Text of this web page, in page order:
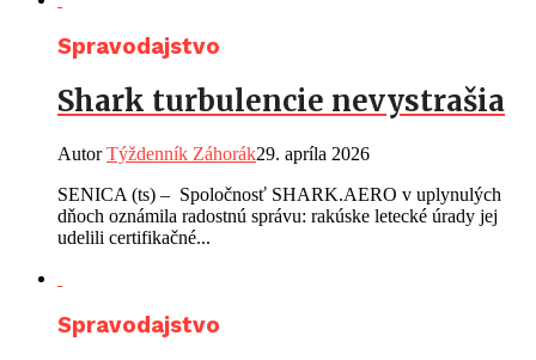
Spravodajstvo
Shark turbulencie nevystrašia
AutorTýždenník Záhorák29. apríla 2026
SENICA (ts) – Spoločnosť SHARK.AERO v uplynulých
dňoch oznámila radostnú správu: rakúske letecké úrady jej
udelili certifikačné...
Spravodajstvo